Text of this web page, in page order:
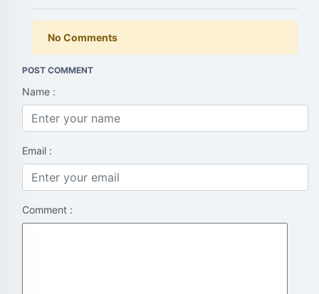
No Comments
POST COMMENT
Name :
Email :
Comment :